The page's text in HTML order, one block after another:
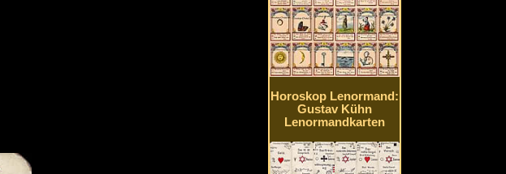
Horoskop Lenormand:
Gustav Kühn
Lenormandkarten